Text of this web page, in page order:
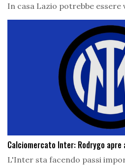
In casa Lazio potrebbe essere
Calciomercato Inter: Rodrygo
L'Inter sta facendo passi